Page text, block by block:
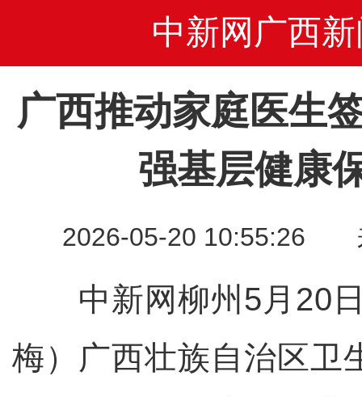
中新网广西新
广西推动家庭医生
强基层健康
2026-05-20 10:55:26
中新网柳州5月20日
梅）广西壮族自治区卫